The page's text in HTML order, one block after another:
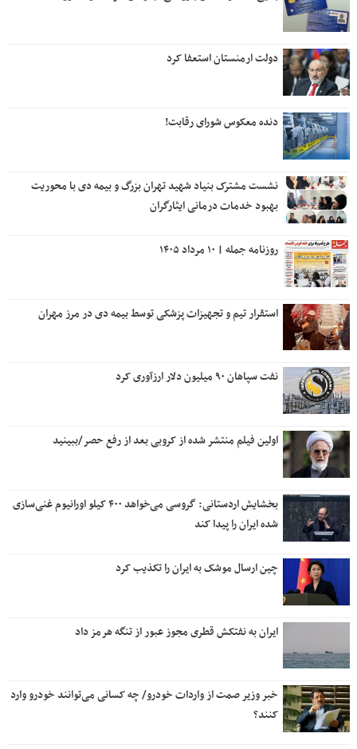
دولت ارمنستان استعفا کرد
دنده معکوس شورای رقابت!
نشست مشترک بنیاد شهید تهران بزرگ و بیمه دی با محوریت
بهبود خدمات درمانی ایثارگران
روزنامه جمله | ۱۰ مرداد ۱۴۰۵
استقرار تیم و تجهیزات پزشکی توسط بیمه دی در مرز مهران
نفت سپاهان ۹۰ میلیون دلار ارزآوری کرد
اولین فیلم منتشر شده از کروبی بعد از رفع حصر/ببینید
بخشایش اردستانی: گروسی می‌خواهد ۴۰۰ کیلو اورانیوم غنی‌سازی
شده ایران را پیدا کند
چین ارسال موشک به ایران را تکذیب کرد
ایران به نفتکش قطری مجوز عبور از تنگه هرمز داد
خبر وزیر صمت از واردات خودرو/ چه کسانی می‌توانند خودرو وارد
کنند؟